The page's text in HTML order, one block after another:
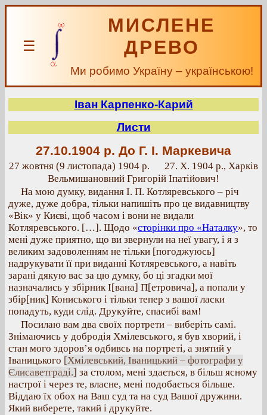
☰
МИСЛЕНЕ
ДРЕВО
Ми робимо Україну – українською!
Іван Карпенко-Карий
Листи
27.10.1904 р. До Г. І. Маркевича
27 жовтня (9 листопада) 1904 р.
27. X. 1904 р., Харків
Вельмишановний Григорій Іпатійович!
На мою думку, видання І. П. Котляревського – річ
дуже, дуже добра, тільки напишіть про це видавництву
«Вік» у Києві, щоб часом і вони не видали
Котляревського. […]. Щодо «сторінки про «Наталку», то
мені дуже приятно, що ви звернули на неї увагу, і я з
великим задоволенням не тільки [погоджуюсь]
надрукувати її при виданні Котляревського, а навіть
зарані дякую вас за цю думку, бо ці згадки мої
назначались у збірник І[вана] П[етровича], а попали у
збір[ник] Кониського і тільки тепер з вашої ласки
попадуть, куди слід. Друкуйте, спасибі вам!
Посилаю вам два своїх портрети – виберіть самі.
Знімаючись у добродія Хмілевського, я був хворий, і
стан мого здоров’я одбивсь на портреті, а знятий у
Іваницького [Хмілевський, Іваницький – фотографи у
Єлисаветграді.] за столом, мені здається, в більш ясному
настрої і через те, власне, мені подобається більше.
Віддаю їх обох на Ваш суд та на суд Вашої дружини.
Який виберете, такий і друкуйте.